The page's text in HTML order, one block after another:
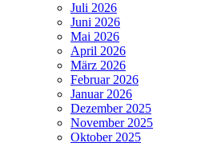
Juli 2026
Juni 2026
Mai 2026
April 2026
März 2026
Februar 2026
Januar 2026
Dezember 2025
November 2025
Oktober 2025